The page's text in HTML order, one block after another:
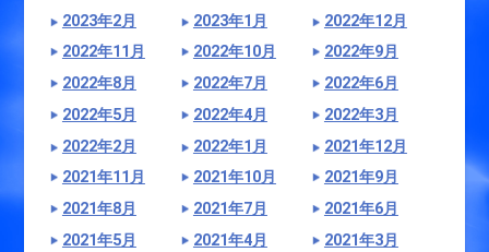
2023年2月
2023年1月
2022年12月
2022年11月
2022年10月
2022年9月
2022年8月
2022年7月
2022年6月
2022年5月
2022年4月
2022年3月
2022年2月
2022年1月
2021年12月
2021年11月
2021年10月
2021年9月
2021年8月
2021年7月
2021年6月
2021年5月
2021年4月
2021年3月